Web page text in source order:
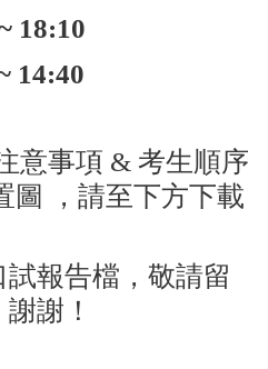
18:10
14:40
意事項 & 考生順序
圖 ，請至下方下載
報告檔，敬請留
謝！